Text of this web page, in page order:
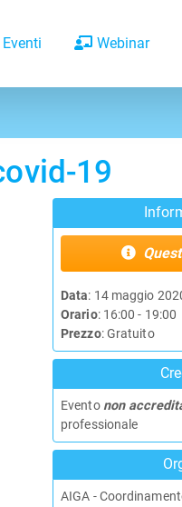
Eventi Webinar
19
Data: 14 maggio
Orario: 16:00 - 19:00
Prezzo: Gratuito
Evento non
professionale
AIGA -